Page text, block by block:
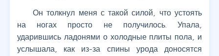
Он толкнул меня с такой силой, что устоять
на ногах просто не получилось. Упала,
ударившись ладонями о холодные плиты пола, и
услышала, как из-за спины урода доносятся